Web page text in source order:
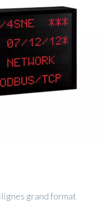
grand format